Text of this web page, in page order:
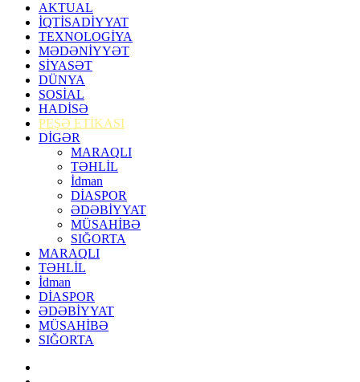
AKTUAL
İQTİSADİYYAT
TEXNOLOGİYA
MƏDƏNİYYƏT
SİYASƏT
DÜNYA
SOSİAL
HADİSƏ
PEŞƏ ETİKASI
DİGƏR
MARAQLI
TƏHLİL
İdman
DİASPOR
ƏDƏBİYYAT
MÜSAHİBƏ
SIĞORTA
MARAQLI
TƏHLİL
İdman
DİASPOR
ƏDƏBİYYAT
MÜSAHİBƏ
SIĞORTA